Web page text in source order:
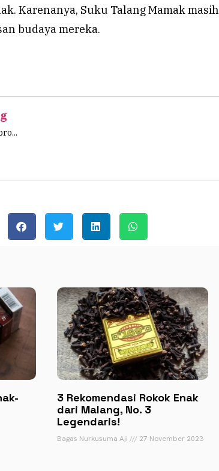
Karenanya, Suku Talang Mamak masih
budaya mereka.
3 Rekomendasi Rokok Enak
dari Malang, No. 3
Legendaris!
Bagas Nurkusuma Aji 27 November 2023